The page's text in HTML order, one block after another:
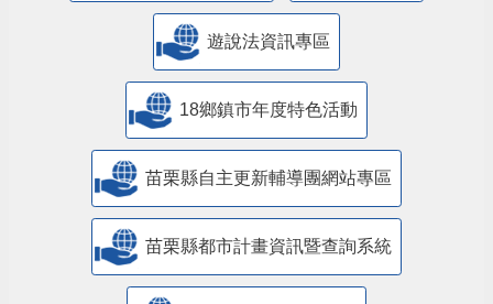
遊說法資訊專區
18鄉鎮市年度特色活動
苗栗縣自主更新輔導團網站專區
苗栗縣都市計畫資訊暨查詢系統